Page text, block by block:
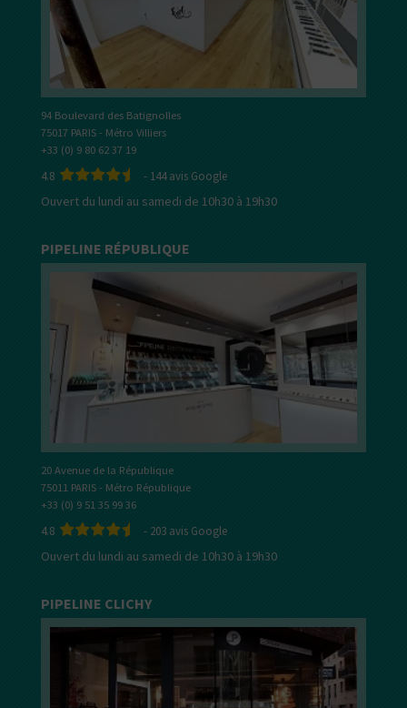
94 Boulevard des Batignolles
75017 PARIS - Métro Villiers
+33 (0) 9 80 62 37 19
4.8 - 144avis Google
Ouvert du lundi au samedi de 10h30 à 19h30
PIPELINE RÉPUBLIQUE
20 Avenue de la République
75011 PARIS - Métro République
+33 (0) 9 51 35 99 36
4.8 - 203 avis Google
Ouvert du lundi au samedi de 10h30 à 19h30
PIPELINE CLICHY